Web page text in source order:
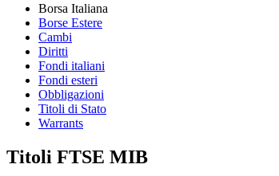
Borsa Italiana
Borse Estere
Cambi
Diritti
Fondi italiani
Fondi esteri
Obbligazioni
Titoli di Stato
Warrants
Titoli FTSE MIB